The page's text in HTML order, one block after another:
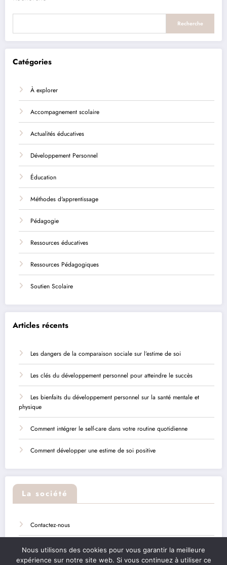
Recherche
Catégories
À explorer
Accompagnement scolaire
Actualités éducatives
Développement Personnel
Éducation
Méthodes d'apprentissage
Pédagogie
Ressources éducatives
Ressources Pédagogiques
Soutien Scolaire
Articles récents
Les dangers de la comparaison sociale sur l’estime de soi
Les clés du développement personnel pour atteindre le succès
Les bienfaits du développement personnel sur la santé mentale et
physique
Comment intégrer le self-care dans votre routine quotidienne
Comment développer une estime de soi positive
La société
Contactez-nous
Sitemap
Nous utilisons des cookies pour vous garantir la meilleure
expérience sur notre site web. Si vous continuez à utiliser ce